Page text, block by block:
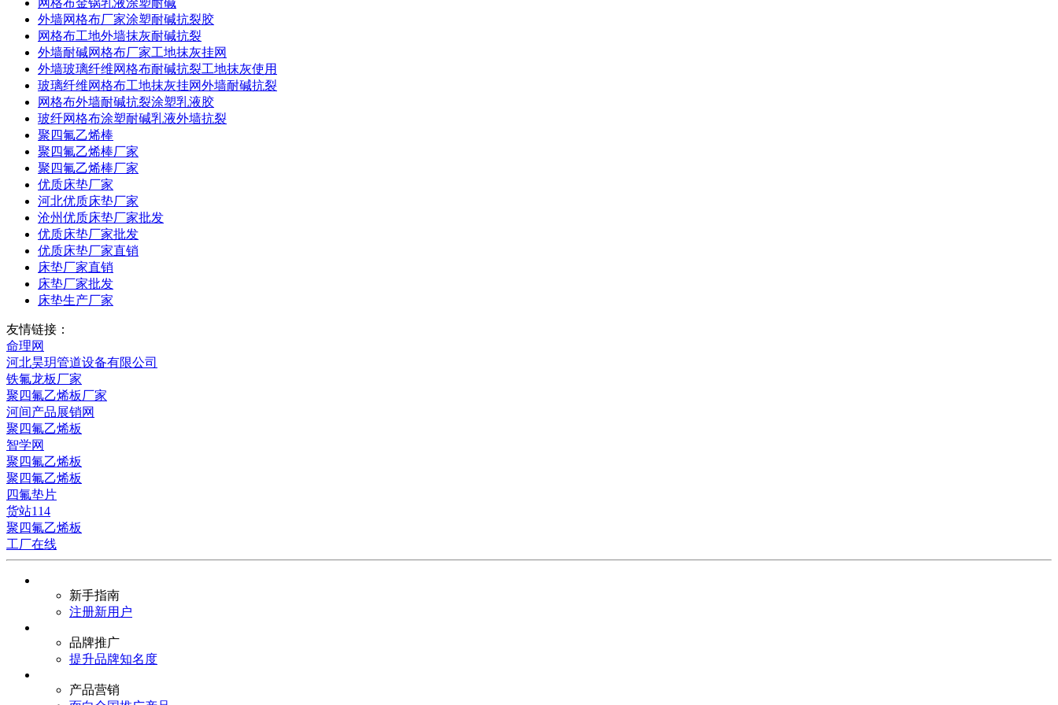
外墙网格布厂家涂塑耐碱抗裂胶
网格布工地外墙抹灰耐碱抗裂
外墙耐碱网格布厂家工地抹灰挂网
外墙玻璃纤维网格布耐碱抗裂工地抹灰使用
玻璃纤维网格布工地抹灰挂网外墙耐碱抗裂
网格布外墙耐碱抗裂涂塑乳液胶
玻纤网格布涂塑耐碱乳液外墙抗裂
聚四氟乙烯棒
聚四氟乙烯棒厂家
聚四氟乙烯棒厂家
优质床垫厂家
河北优质床垫厂家
沧州优质床垫厂家批发
优质床垫厂家批发
优质床垫厂家直销
床垫厂家直销
床垫厂家批发
床垫生产厂家
友情链接：
命理网
河北昊玥管道设备有限公司
铁氟龙板厂家
聚四氟乙烯板厂家
河间产品展销网
聚四氟乙烯板
智学网
聚四氟乙烯板
聚四氟乙烯板
四氟垫片
货站114
聚四氟乙烯板
工厂在线
新手指南
注册新用户
品牌推广
提升品牌知名度
产品营销